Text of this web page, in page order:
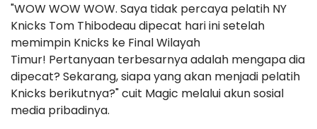
"WOW WOW WOW. Saya tidak percaya pelatih NY
Knicks Tom Thibodeau dipecat hari ini setelah
memimpin Knicks ke Final Wilayah
Timur! Pertanyaan terbesarnya adalah mengapa dia
dipecat? Sekarang, siapa yang akan menjadi pelatih
Knicks berikutnya?" cuit Magic melalui akun sosial
media pribadinya.